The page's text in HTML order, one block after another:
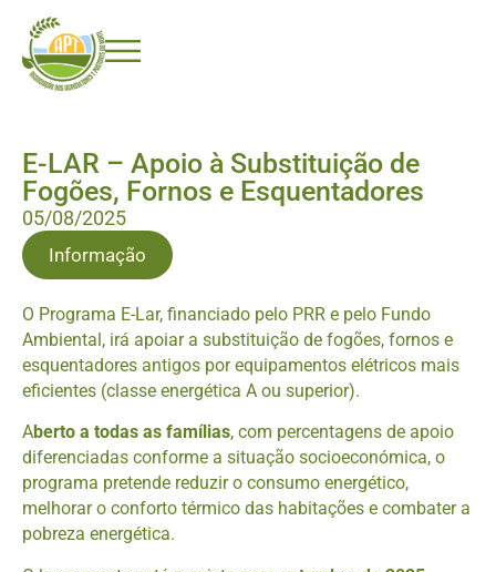
E-LAR – Apoio à Substituição de
Fogões, Fornos e Esquentadores
05/08/2025
Informação
O Programa E-Lar, financiado pelo PRR e pelo Fundo
Ambiental, irá apoiar a substituição de fogões, fornos e
esquentadores antigos por equipamentos elétricos mais
eficientes (classe energética A ou superior).
Aberto a todas as famílias, com percentagens de apoio
diferenciadas conforme a situação socioeconómica, o
programa pretende reduzir o consumo energético,
melhorar o conforto térmico das habitações e combater a
pobreza energética.